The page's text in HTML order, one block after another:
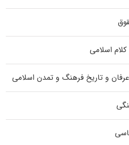
اسلامی
و تاریخ فرهنگ و تمدن اسلامی